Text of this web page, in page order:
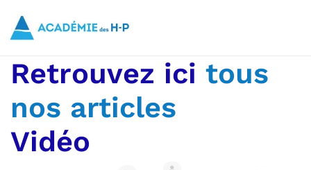
Skip to main content
Accueil Articles
Retrouvez ici tous
nos articles
Vidéo